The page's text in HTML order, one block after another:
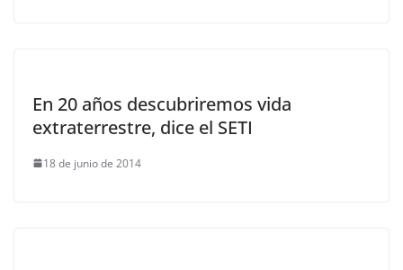
En 20 años descubriremos vida
extraterrestre, dice el SETI
18 de junio de 2014